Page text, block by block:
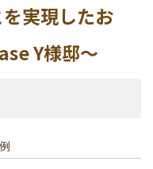
実現したお
Y様邸～